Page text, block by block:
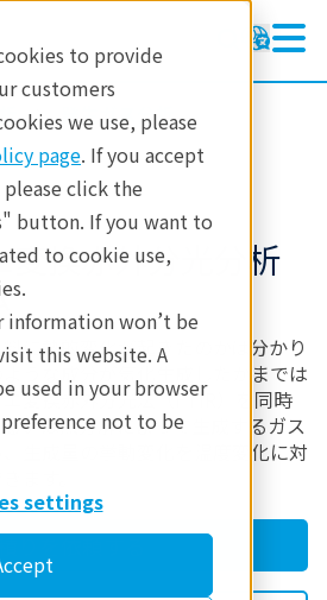
to provide
customers
we use, please
page. If you accept
click the
button. If you want to
to cookie use,
information won’t be
this website. A
used in your browser
not to be
settings
発生ガス分析
変換赤外分光分析
に熱的変化が起きたのかは分かり
ような成分が気化生成したかまでは
エ変換赤外分光法（FTIR）を同時
るいは熱分解によって生成するガス
、生成量の挙動変化を温度変化に対